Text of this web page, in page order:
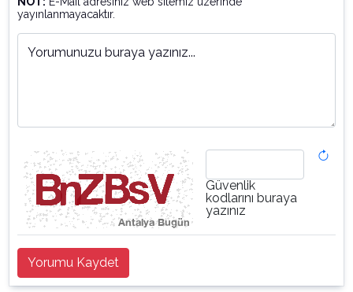
yayınlanmayacaktır.
Yorumunuzu buraya yazınız...
Güvenlik
kodlarını buraya
yazınız
Yorumu Kaydet